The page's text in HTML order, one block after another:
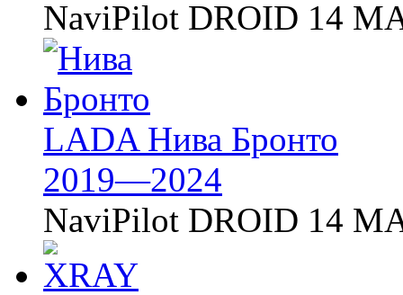
NaviPilot DROID 14
LADA Нива Бронто
2019—2024
NaviPilot DROID 14